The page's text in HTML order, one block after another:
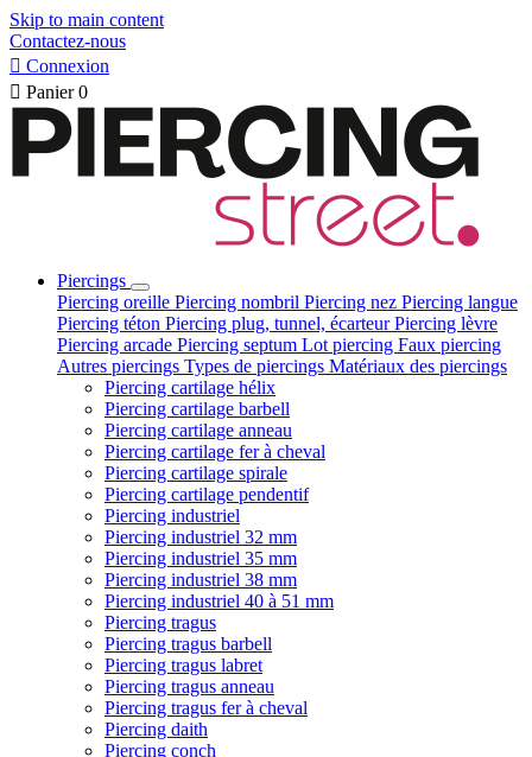
Skip to main content
Contactez-nous
 Connexion
 Panier 0
Piercings
Piercing oreille Piercing nombril Piercing nez Piercing langue
Piercing téton Piercing plug, tunnel, écarteurPiercing lèvre
Piercing arcade Piercing septum Lot piercing Faux piercing
Autres piercings Types de piercings Matériaux des piercings
Piercing cartilage hélix
Piercing cartilage barbell
Piercing cartilage anneau
Piercing cartilage fer à cheval
Piercing cartilage spirale
Piercing cartilage pendentif
Piercing industriel
Piercing industriel 32 mm
Piercing industriel 35 mm
Piercing industriel 38 mm
Piercing industriel 40 à 51 mm
Piercing tragus
Piercing tragus barbell
Piercing tragus labret
Piercing tragus anneau
Piercing tragus fer à cheval
Piercing daith
Piercing conch